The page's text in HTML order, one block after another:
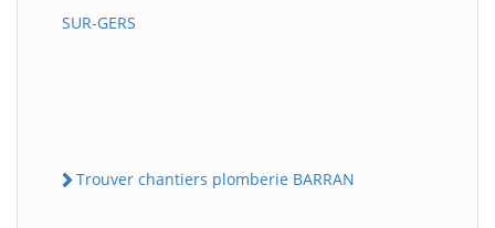
SUR-GERS
Trouver chantiers plomberie BARRAN